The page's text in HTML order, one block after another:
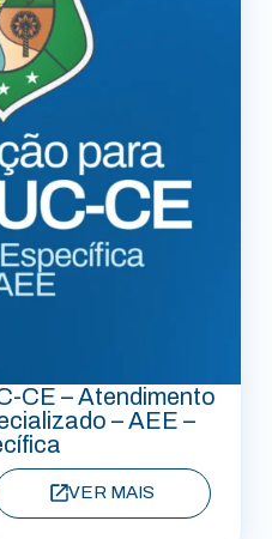
CE – Atendimento
– AEE –
VER MAIS